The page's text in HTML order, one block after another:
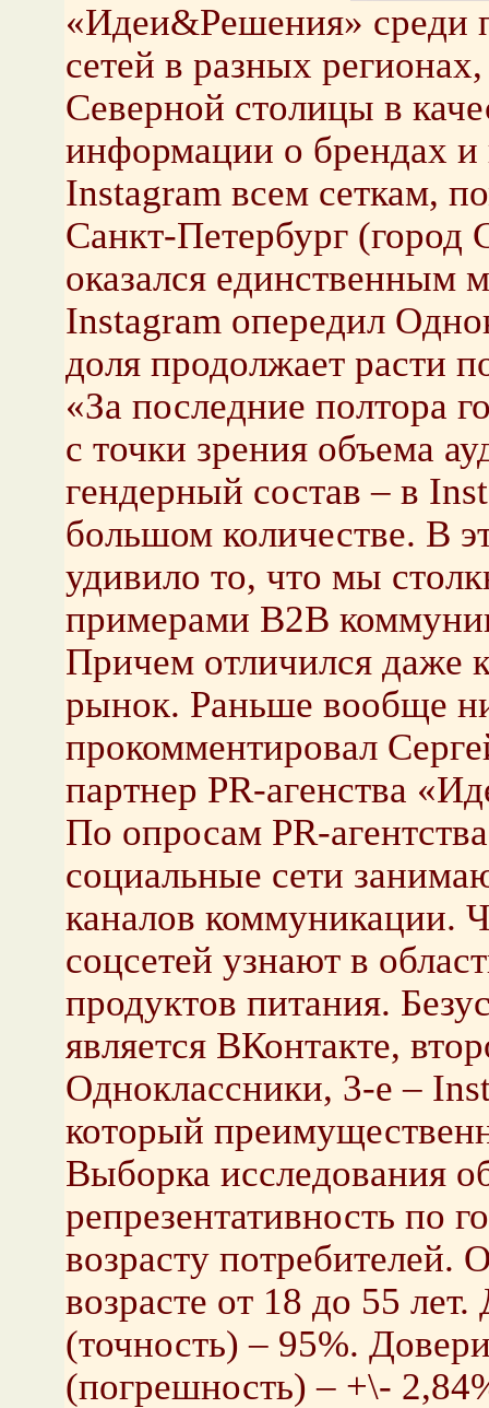
«Идеи&Решения» среди
сетей в разных
Северной столицы в
информации о брендах
Instagram всем сеткам,
Санкт-Петербург (город
оказался единственным
Instagram опередил
доля продолжает расти
«За последние полтора
с точки зрения объема
гендерный состав – в
большом количестве. В
удивило то, что мы
примерами В2В
Причем отличился даже
рынок. Раньше вообще
прокомментировал
партнер PR-агенства
По опросам PR-
социальные сети
каналов коммуникации.
соцсетей узнают в
продуктов питания.
является ВКонтакте,
Одноклассники, 3-е –
который
Выборка исследования
репрезентативность по
возрасту потребителей.
возрасте от 18 до 55
(точность) – 95%.
(погрешность) – +\-